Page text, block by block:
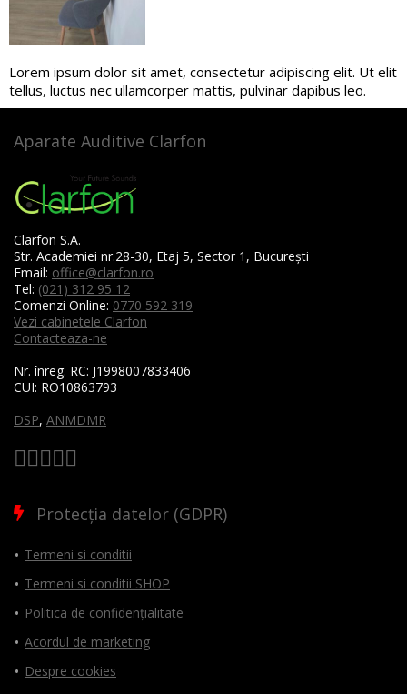
Lorem ipsum dolor sit amet, consectetur adipiscing elit. Ut elit
tellus, luctus nec ullamcorper mattis, pulvinar dapibus leo.
Aparate Auditive Clarfon
Clarfon S.A.
Str. Academiei nr.28-30, Etaj 5, Sector 1, București
Email: office@clarfon.ro
Tel: (021) 312 95 12
Comenzi Online: 0770 592 319
Vezi cabinetele Clarfon
Contacteaza-ne
Nr. înreg. RC: J1998007833406
CUI: RO10863793
DSP, ANMDMR
Protecția datelor (GDPR)
Termeni si conditii
Termeni si conditii SHOP
Politica de confidențialitate
Acordul de marketing
Despre cookies